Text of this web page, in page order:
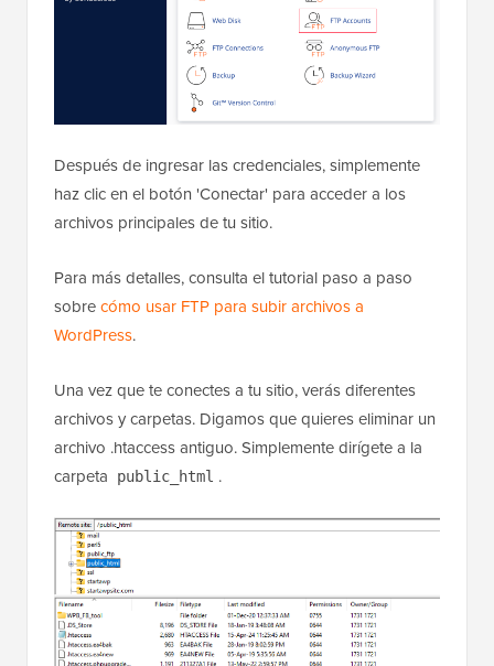
Después de ingresar las credenciales, simplemente
haz clic en el botón 'Conectar' para acceder a los
archivos principales de tu sitio.
Para más detalles, consulta el tutorial paso a paso
sobrecómo usar FTP para subir archivos a
WordPress.
Una vez que te conectes a tu sitio, verás diferentes
archivos y carpetas. Digamos que quieres eliminar un
archivo .htaccess antiguo. Simplemente dirígete a la
carpeta
public_html .